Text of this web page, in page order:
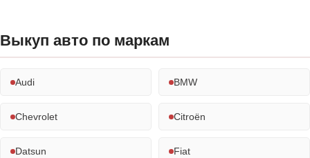
Выкуп авто по маркам
Audi BMW
Chevrolet Citroën
Datsun Fiat